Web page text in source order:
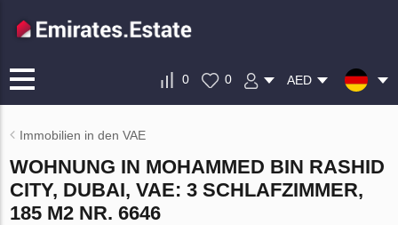
0 0 AED
Immobilien in den VAE
WOHNUNG IN MOHAMMED BIN RASHID
CITY, DUBAI, VAE: 3 SCHLAFZIMMER,
185 M2 NR. 6646